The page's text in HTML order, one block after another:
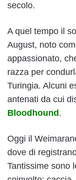
secolo.
A quel tempo il
August, noto
appassionato,
razza per
Turingia. Alcuni
antenati da cui
Bloodhound .
Oggi il
dove di
Tantissime sono